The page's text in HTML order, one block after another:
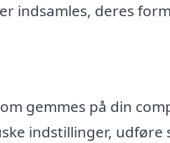
indsamles, deres
gemmes på din
indstillinger, udføre